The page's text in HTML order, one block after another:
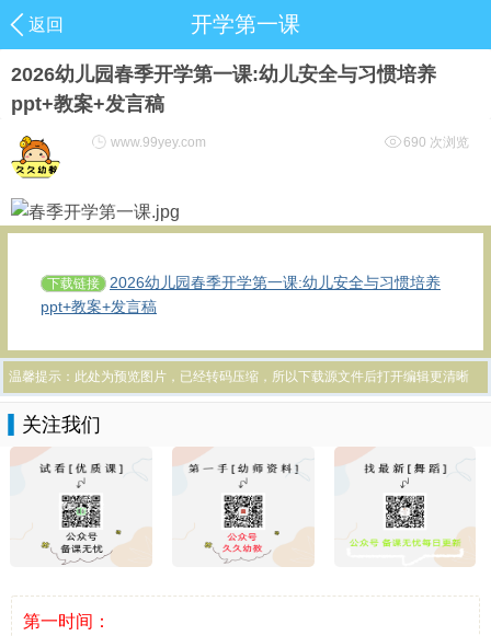
返回 开学第一课
2026幼儿园春季开学第一课:幼儿安全与习惯培养
ppt+教案+发言稿
www.99yey.com 690 次浏览
下载链接
2026幼儿园春季开学第一课:幼儿安全与习惯培养
ppt+教案+发言稿
温馨提示：此处为预览图片，已经转码压缩，所以下载源文件后打开编辑更清晰
关注我们
第一时间：